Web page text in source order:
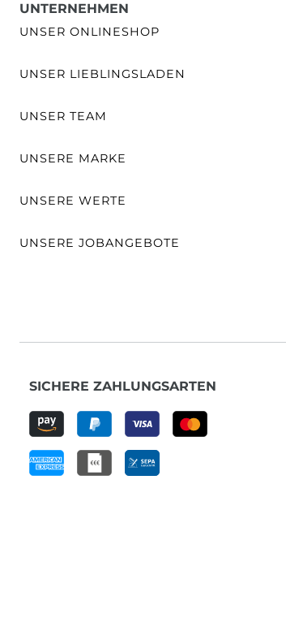
UNTERNEHMEN
UNSER ONLINESHOP
UNSER LIEBLINGSLADEN
UNSER TEAM
UNSERE MARKE
UNSERE WERTE
UNSERE JOBANGEBOTE
SICHERE ZAHLUNGSARTEN